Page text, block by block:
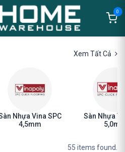
0
Xem Tất Cả
Nhựa Vina SPC
4,5mm
Sàn Nhựa
55 items found.